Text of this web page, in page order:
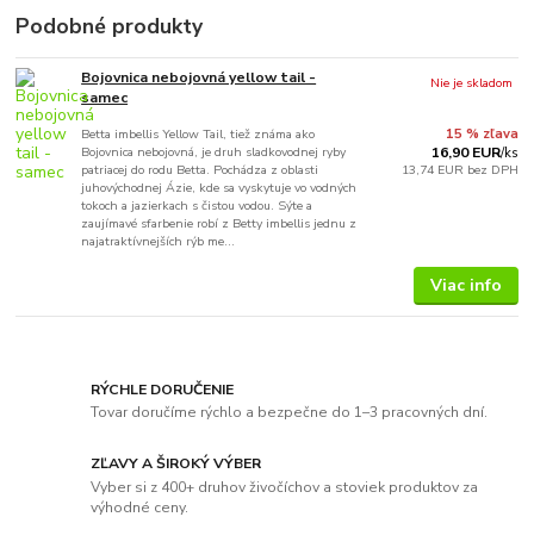
Podobné produkty
Bojovnica nebojovná yellow tail -
samec
Betta imbellis Yellow Tail, tiež známa ako
Bojovnica nebojovná, je druh sladkovodnej ryby
patriacej do rodu Betta. Pochádza z oblasti
juhovýchodnej Ázie, kde sa vyskytuje vo vodných
tokoch a jazierkach s čistou vodou. Sýte a
zaujímavé sfarbenie robí z Betty imbellis jednu z
najatraktívnejších rýb me...
15 % zľava
16,90 EUR/ks
13,74 EUR bez DPH
Nie je skladom
Viac info
RÝCHLE DORUČENIE
Tovar doručíme rýchlo a bezpečne do 1–3 pracovných dní.
ZĽAVY A ŠIROKÝ VÝBER
Vyber si z 400+ druhov živočíchov a stoviek produktov za
výhodné ceny.